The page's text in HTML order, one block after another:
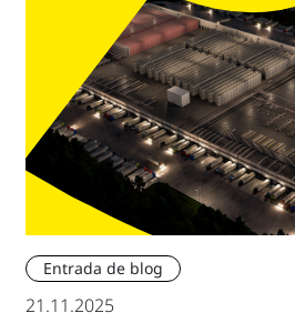
Entrada de blog
21.11.2025